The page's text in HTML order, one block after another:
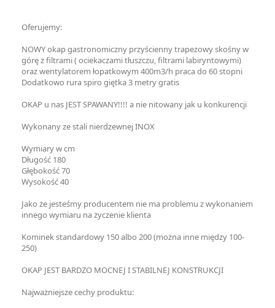
Oferujemy:
NOWY okap gastronomiczny przyścienny trapezowy skośny w
górę z filtrami ( ociekaczami tłuszczu, filtrami labiryntowymi)
oraz wentylatorem łopatkowym 400m3/h praca do 60 stopni
Dodatkowo rura spiro giętka 3 metry gratis
OKAP u nas JEST SPAWANY!!!! a nie nitowany jak u konkurencji
Wykonany ze stali nierdzewnej INOX
Wymiary w cm
Długość 180
Głębokość 70
Wysokość 40
Jako że jesteśmy producentem nie ma problemu z wykonaniem
innego wymiaru na życzenie klienta
Kominek standardowy 150 albo 200 (można inne między 100-
250)
OKAP JEST BARDZO MOCNEJ I STABILNEJ KONSTRUKCJI
Najważniejsze cechy produktu: